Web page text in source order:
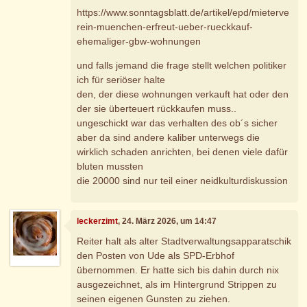
https://www.sonntagsblatt.de/artikel/epd/mieterve
rein-muenchen-erfreut-ueber-rueckkauf-
ehemaliger-gbw-wohnungen
und falls jemand die frage stellt welchen politiker
ich für seriöser halte
den, der diese wohnungen verkauft hat oder den
der sie überteuert rückkaufen muss..
ungeschickt war das verhalten des ob´s sicher
aber da sind andere kaliber unterwegs die
wirklich schaden anrichten, bei denen viele dafür
bluten mussten
die 20000 sind nur teil einer neidkulturdiskussion
leckerzimt, 24. März 2026, um 14:47
Reiter halt als alter Stadtverwaltungsapparatschik
den Posten von Ude als SPD-Erbhof
übernommen. Er hatte sich bis dahin durch nix
ausgezeichnet, als im Hintergrund Strippen zu
seinen eigenen Gunsten zu ziehen.